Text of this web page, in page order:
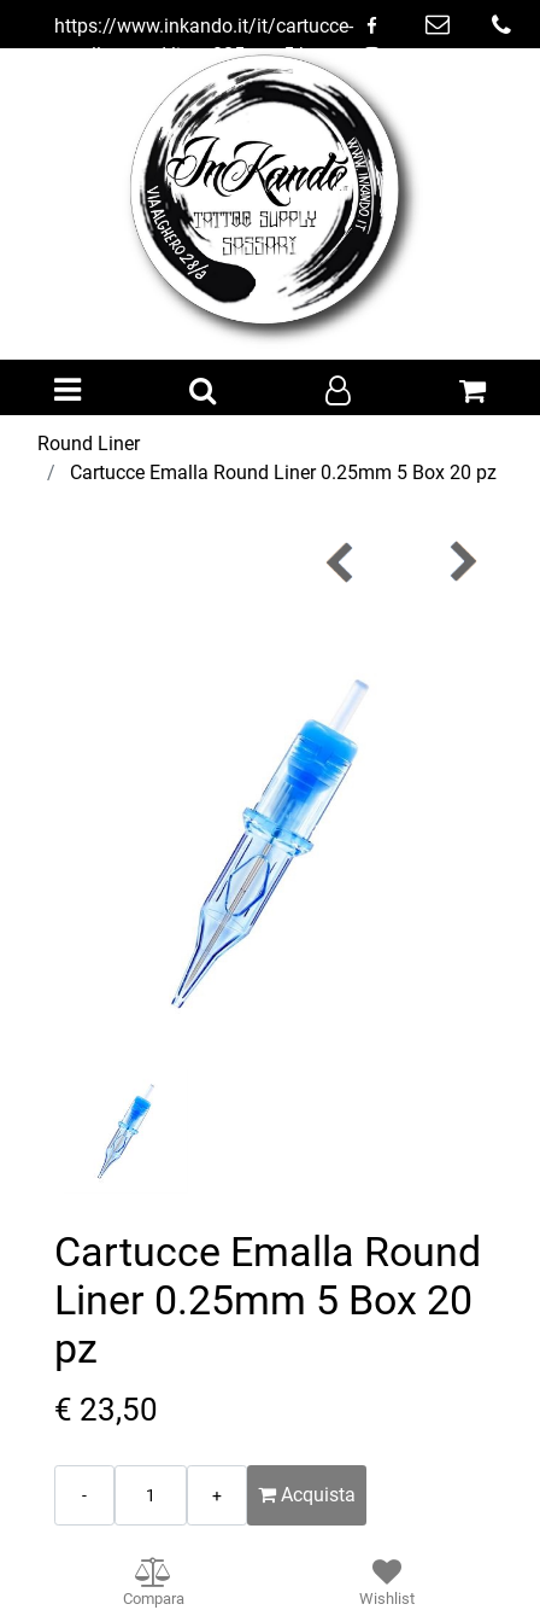
https://www.inkando.it/it/cartucce-
emalla-round-liner-025mm-5-box-
Open menu
Round Liner
Cartucce Emalla Round Liner 0.25mm 5 Box 20 pz
Cartucce Emalla Round
Liner 0.25mm 5 Box 20
pz
€ 23,50
Acquista
Compara Wishlist